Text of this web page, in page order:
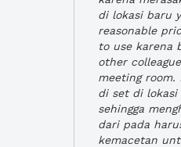
di lokasi baru
reasonable
to use karena
other
meeting room.
di set di lokasi
sehingga
dari pada
kemacetan